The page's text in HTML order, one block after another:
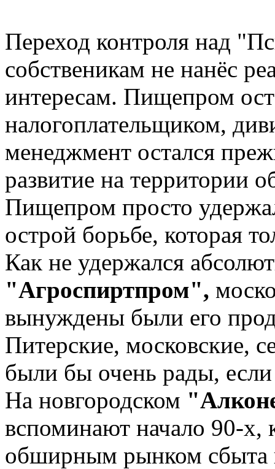
Переход контроля над
собственикам не нанёс
интересам. Пищепром
налогоплательщиком,
менеджмент остался
развитие на территории
Пищепром просто
острой борьбе, которая
Как не удержался
"Агроспиртпром",
вынуждены были его
Питерские, московские,
были бы очень рады,
На новгородском
вспоминают начало 90-х,
обширным рынком сбыта